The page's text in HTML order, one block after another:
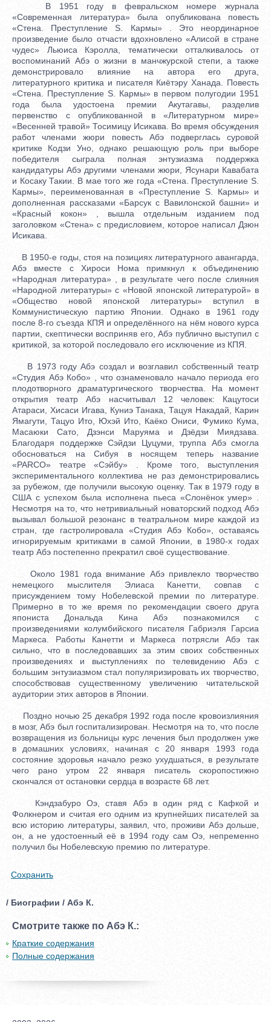
В 1951 году в февральском номере журнала
«Современная литература» была опубликована повесть
«Стена. Преступление S. Кармы» . Это неординарное
произведение было отчасти вдохновлено «Алисой в стране
чудес» Льюиса Кэролла, тематически отталкивалось от
воспоминаний Абэ о жизни в манчжурской степи, а также
демонстрировало влияние на автора его друга,
литературного критика и писателя Киётэру Ханада. Повесть
«Стена. Преступление S. Кармы» в первом полугодии 1951
года была удостоена премии Акутагавы, разделив
первенство с опубликованной в «Литературном мире»
«Весенней травой» Тосимицу Исикава. Во время обсуждения
работ членами жюри повесть Абэ подверглась суровой
критике Кодзи Уно, однако решающую роль при выборе
победителя сыграла полная энтузиазма поддержка
кандидатуры Абэ другими членами жюри, Ясунари Кавабата
и Косаку Такии. В мае того же года «Стена. Преступление S.
Кармы», переименованная в «Преступление S. Кармы» и
дополненная рассказами «Барсук с Вавилонской башни» и
«Красный кокон» , вышла отдельным изданием под
заголовком «Стена» с предисловием, которое написал Дзюн
Исикава.
В 1950-е годы, стоя на позициях литературного авангарда,
Абэ вместе с Хироси Нома примкнул к объединению
«Народная литература» , в результате чего после слияния
«Народной литературы» с «Новой японской литературой» в
«Общество новой японской литературы» вступил в
Коммунистическую партию Японии. Однако в 1961 году
после 8-го съезда КПЯ и определённого на нём нового курса
партии, скептически восприняв его, Абэ публично выступил с
критикой, за которой последовало его исключение из КПЯ.
В 1973 году Абэ создал и возглавил собственный театр
«Студия Абэ Кобо» , что ознаменовало начало периода его
плодотворного драматургического творчества. На момент
открытия театр Абэ насчитывал 12 человек: Кацутоси
Атараси, Хисаси Игава, Куниэ Танака, Тацуя Накадай, Карин
Ямагути, Тацуо Ито, Юхэй Ито, Каёко Ониси, Фумико Кума,
Масаюки Сато, Дзэнси Маруяма и Дзёдзи Миядзава.
Благодаря поддержке Сэйдзи Цуцуми, труппа Абэ смогла
обосноваться на Сибуя в носящем теперь название
«PARCO» театре «Сэйбу» . Кроме того, выступления
экспериментального коллектива не раз демонстрировались
за рубежом, где получили высокую оценку. Так в 1979 году в
США с успехом была исполнена пьеса «Слонёнок умер» .
Несмотря на то, что нетривиальный новаторский подход Абэ
вызывал большой резонанс в театральном мире каждой из
стран, где гастролировала «Студия Абэ Кобо», оставаясь
игнорируемым критиками в самой Японии, в 1980-х годах
театр Абэ постепенно прекратил своё существование.
Около 1981 года внимание Абэ привлекло творчество
немецкого мыслителя Элиаса Канетти, совпав с
присуждением тому Нобелевской премии по литературе.
Примерно в то же время по рекомендации своего друга
япониста Дональда Кина Абэ познакомился с
произведениями колумбийского писателя Габриэля Гарсиа
Маркеса. Работы Канетти и Маркеса потрясли Абэ так
сильно, что в последовавших за этим своих собственных
произведениях и выступлениях по телевидению Абэ с
большим энтузиазмом стал популяризировать их творчество,
способствовав существенному увеличению читательской
аудитории этих авторов в Японии.
Поздно ночью 25 декабря 1992 года после кровоизлияния
в мозг, Абэ был госпитализирован. Несмотря на то, что после
возвращения из больницы курс лечения был продолжен уже
в домашних условиях, начиная с 20 января 1993 года
состояние здоровья начало резко ухудшаться, в результате
чего рано утром 22 января писатель скоропостижно
скончался от остановки сердца в возрасте 68 лет.
Кэндзабуро Оэ, ставя Абэ в один ряд с Кафкой и
Фолкнером и считая его одним из крупнейших писателей за
всю историю литературы, заявил, что, проживи Абэ дольше,
он, а не удостоенный её в 1994 году сам Оэ, непременно
получил бы Нобелевскую премию по литературе.
Сохранить
/ Биографии / Абэ К.
Смотрите также по Абэ К.:
Краткие содержания
Полные содержания